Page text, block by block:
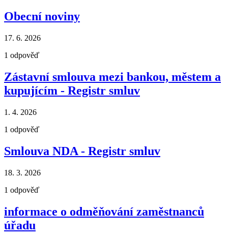
Obecní noviny
17. 6. 2026
1 odpověď
Zástavní smlouva mezi bankou, městem a
kupujícím - Registr smluv
1. 4. 2026
1 odpověď
Smlouva NDA - Registr smluv
18. 3. 2026
1 odpověď
informace o odměňování zaměstnanců
úřadu